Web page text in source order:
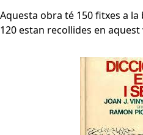
Aquesta obra té 150 fitxes a la
120 estan recollides en aquest